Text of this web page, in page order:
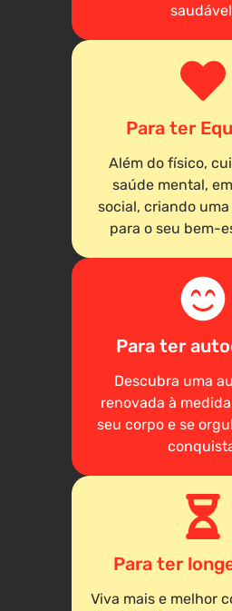
Para ter
Além do físico,
saúde mental,
social, criando
para o seu bem-
Para ter
Descubra uma
renovada à
seu corpo e se
Para ter
Viva mais e melhor